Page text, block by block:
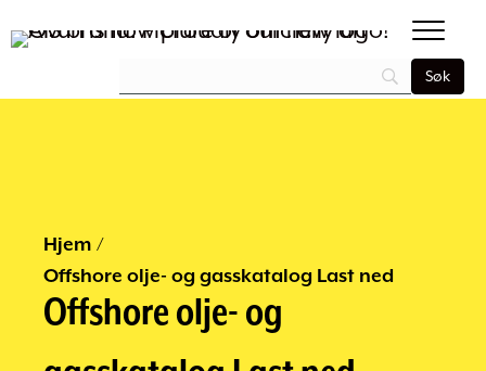
Hjem /
Offshore olje- og gasskatalog Last ned
Offshore olje- og